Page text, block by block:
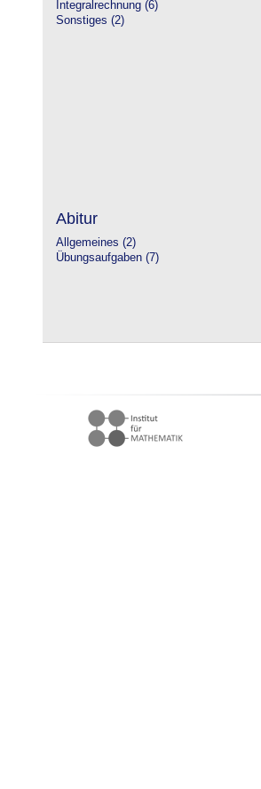
Integralrechnung (6)
Sonstiges (2)
Abitur
Allgemeines (2)
Übungsaufgaben (7)